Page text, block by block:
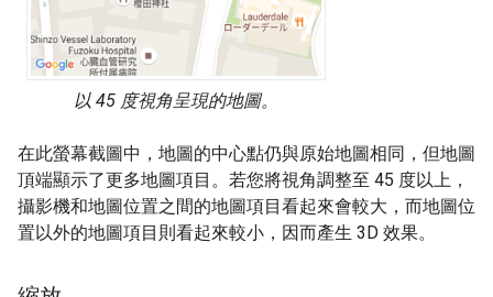
以 45 度視角呈現的地圖。
在此螢幕截圖中，地圖的中心點仍與原始地圖相同，但地圖
頂端顯示了更多地圖項目。若您將視角調整至 45 度以上，
攝影機和地圖位置之間的地圖項目看起來會較大，而地圖位
置以外的地圖項目則看起來較小，因而產生 3D 效果。